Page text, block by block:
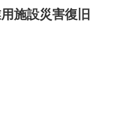
施設災害復旧